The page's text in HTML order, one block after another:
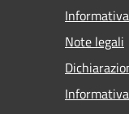
Note legali